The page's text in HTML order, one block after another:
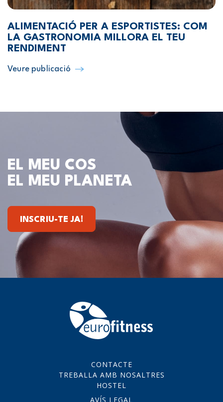
ALIMENTACIÓ PER A ESPORTISTES: COM
LA GASTRONOMIA MILLORA EL TEU
RENDIMENT
Veure publicació
EL MEU COS
EL MEU PLANETA
INSCRIU-TE JA!
CONTACTE
TREBALLA AMB NOSALTRES
HOSTEL
AVÍS LEGAL